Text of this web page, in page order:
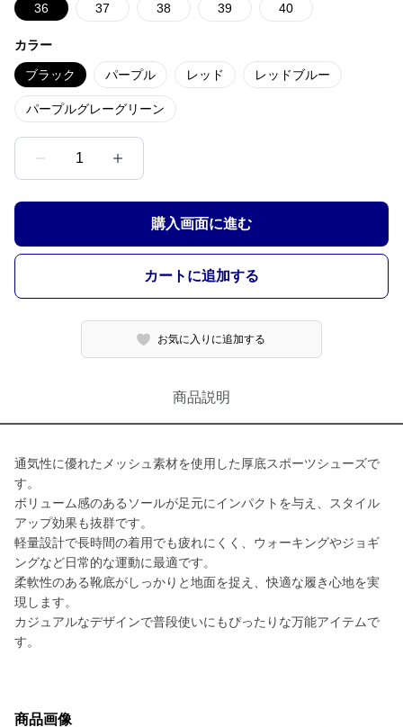
36 37 38 39 40
カラー
ブラック パープル レッド レッドブルー
パープルグレーグリーン
1
購入画面に進む
カートに追加する
お気に入りに追加する
商品説明
通気性に優れたメッシュ素材を使用した厚底スポーツシューズで
す。
ボリューム感のあるソールが足元にインパクトを与え、スタイル
アップ効果も抜群です。
軽量設計で長時間の着用でも疲れにくく、ウォーキングやジョギ
ングなど日常的な運動に最適です。
柔軟性のある靴底がしっかりと地面を捉え、快適な履き心地を実
現します。
カジュアルなデザインで普段使いにもぴったりな万能アイテムで
す。
商品画像